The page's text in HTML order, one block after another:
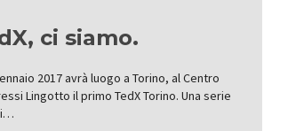
ci siamo.
2017 avrà luogo a Torino, al Centro
Lingotto il primo TedX Torino. Una serie